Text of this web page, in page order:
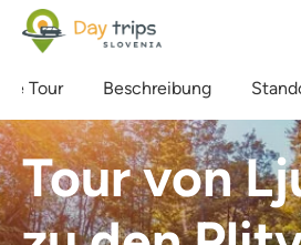
Tour von
Tour Beschreibung